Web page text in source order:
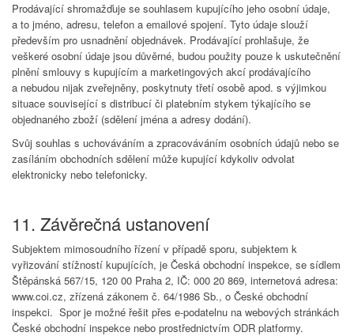
Prodávající shromažďuje se souhlasem kupujícího jeho osobní údaje,
a to jméno, adresu, telefon a emailové spojení. Tyto údaje slouží
především pro usnadnění objednávek. Prodávající prohlašuje, že
veškeré osobní údaje jsou důvěrné, budou použity pouze k uskutečnění
plnění smlouvy s kupujícím a marketingových akcí prodávajícího
a nebudou nijak zveřejněny, poskytnuty třetí osobě apod. s výjimkou
situace související s distribucí či platebním stykem týkajícího se
objednaného zboží (sdělení jména a adresy dodání).
Svůj souhlas s uchováváním a zpracováváním osobních údajů nebo se
zasíláním obchodních sdělení může kupující kdykoliv odvolat
elektronicky nebo telefonicky.
11. Závěrečná ustanovení
Subjektem mimosoudního řízení v případě sporu, subjektem k
vyřizování stížností kupujících, je Česká obchodní inspekce, se sídlem
Štěpánská 567/15, 120 00 Praha 2, IČ: 000 20 869, internetová adresa:
www.coi.cz, zřízená zákonem č. 64/1986 Sb., o České obchodní
inspekci. Spor je možné řešit přes e-podatelnu na webových stránkách
České obchodní inspekce nebo prostřednictvím ODR platformy.